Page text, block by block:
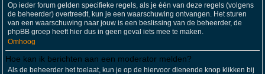
Op ieder forum gelden specifieke regels, als je één van deze regels (volgens
de beheerder) overtreedt, kun je een waarschuwing ontvangen. Het sturen
van een waarschuwing naar jouw is een beslissing van de beheerder, de
phpBB groep heeft hier dus in geen geval iets mee te maken.
Omhoog
Hoe kan ik berichten aan een moderator melden?
Als de beheerder het toelaat, kun je op de hiervoor dienende knop klikken bij